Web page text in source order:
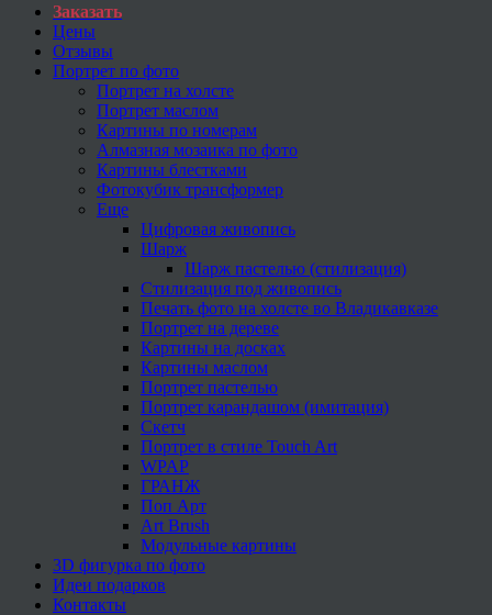
Заказать
Цены
Отзывы
Портрет по фото
Портрет на холсте
Портрет маслом
Картины по номерам
Алмазная мозаика по фото
Картины блестками
Фотокубик трансформер
Еще
Цифровая живопись
Шарж
Шарж пастелью (стилизация)
Стилизация под живопись
Печать фото на холсте во Владикавказе
Портрет на дереве
Картины на досках
Картины маслом
Портрет пастелью
Портрет карандашом (имитация)
Скетч
Портрет в стиле Touch Art
WPAP
ГРАНЖ
Поп Арт
Art Brush
Модульные картины
3D фигурка по фото
Идеи подарков
Контакты